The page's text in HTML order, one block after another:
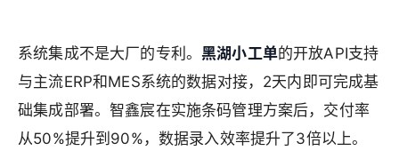
系统集成不是大厂的专利。黑湖小工单的开放API支持
与主流ERP和MES系统的数据对接，2天内即可完成基
础集成部署。智鑫宸在实施条码管理方案后，交付率
从50%提升到90%，数据录入效率提升了3倍以上。